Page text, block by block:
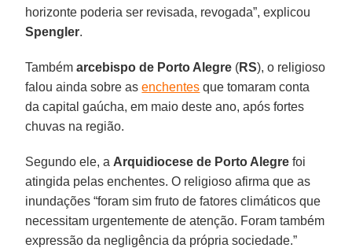
horizonte poderia ser revisada, revogada”, explicou
Spengler.
Tambémarcebispo de Porto Alegre (RS), o religioso
falou ainda sobre asenchentes que tomaram conta
da capital gaúcha, em maio deste ano, após fortes
chuvas na região.
Segundo ele, a Arquidiocese de Porto Alegre foi
atingida pelas enchentes. O religioso afirma que as
inundações “foram sim fruto de fatores climáticos que
necessitam urgentemente de atenção. Foram também
expressão da negligência da própria sociedade.”